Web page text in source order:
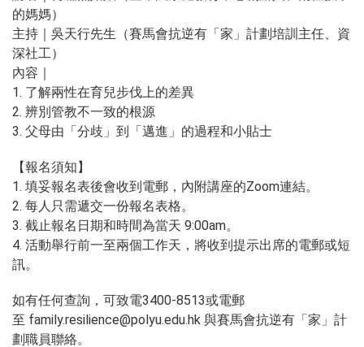
的媽媽）
主持｜吳天行先生（賽馬會抗逆有「家」計劃培訓主任、資
深社工）
內容｜
1. 了解兩性在育兒步伐上的差異
2. 辨別管教不一致的根源
3. 父母由「分歧」到「邁進」的過程和小貼士
【報名須知】
1. 填妥報名表後會收到電郵，內附講座的Zoom連結。
2. 每人只需遞交一份報名表格。
3. 截止報名日期和時間為當天 9:00am。
4. 活動舉行前一至兩個工作天，將收到提示出席的電郵或短
訊。
如有任何查詢，可致電3400-8513或電郵
至 family.resilience@polyu.edu.hk 與賽馬會抗逆有「家」計
劃職員聯絡。